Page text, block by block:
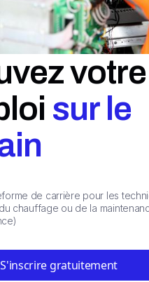
sur le
de carrière pour les
chauffage ou de la
S'inscrire gratuitement